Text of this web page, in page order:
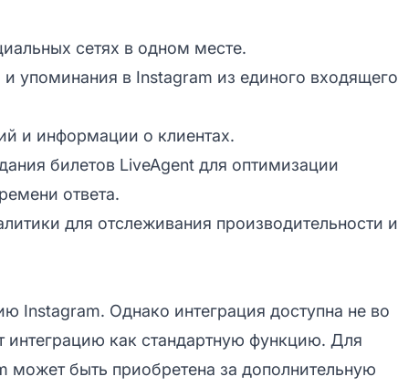
сетях в одном месте.
упоминания в Instagram из единого входящего
и информации о клиентах.
билетов LiveAgent для оптимизации
ответа.
для отслеживания производительности и
Instagram. Однако интеграция доступна не во
интеграцию как стандартную функцию. Для
может быть приобретена за дополнительную